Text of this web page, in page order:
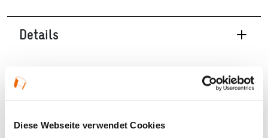
Diese Webseite verwendet Cookies
Details
18.09.2026, 16:00 Uhr — 17:30 Uhr in Bad Soden
am Taunus